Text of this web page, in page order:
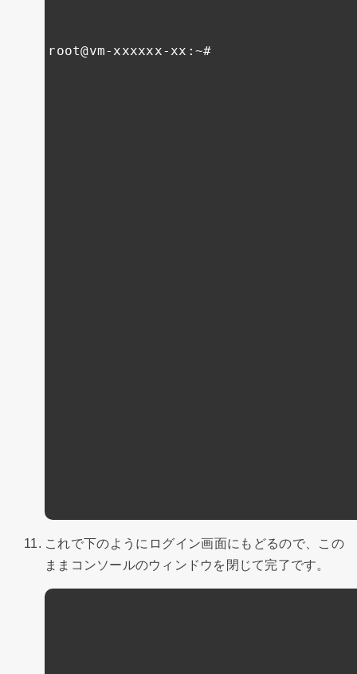
root@vm- xxxxxx- xx :~#
これで下のようにログイン画面にもどるので、この
ままコンソールのウィンドウを閉じて完了です。